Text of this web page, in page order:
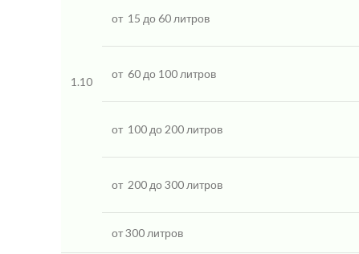
1.10
от 15 до 60 литров
от 60 до 100 литров
от 100 до 200 литров
от 200 до 300 литров
от 300 литров